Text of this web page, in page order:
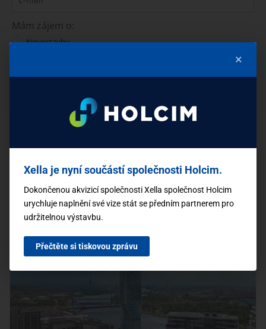
Mám zájem o:
Novostavby
ČLÁNKY
Mohlo by vás zajímat
×
Xella je nyní součástí společnosti Holcim.
Dokončenou akvizicí společnosti Xella společnost Holcim
urychluje naplnění své vize stát se předním partnerem pro
udržitelnou výstavbu.
Přečtěte si tiskovou zprávu